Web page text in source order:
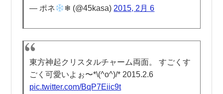
— ポネ ❄︎ (@45kasa) 2015, 2月 6
東方神起クリスタルチャーム両面。 すごくす
ごく可愛いよぉ〜*\(^o^)/* 2015.2.6
pic.twitter.com/BqP7Eiic9t